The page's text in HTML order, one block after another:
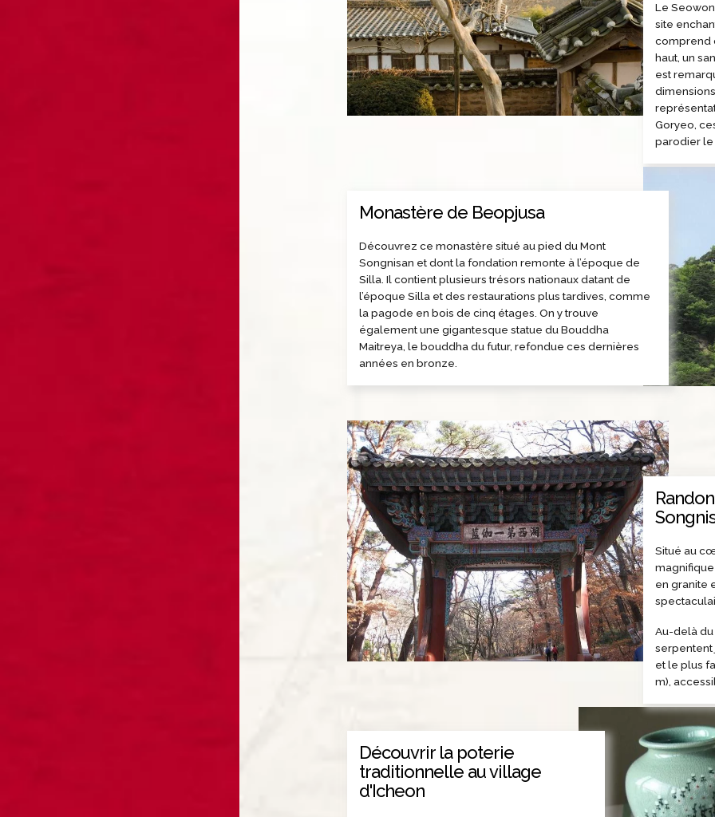
Le
site
comprend
haut, un
est
Goryeo,
parodier le
Monastère de Beopjusa
Découvrez ce monastère situé au pied du Mont
Songnisan et dont la fondation remonte à l’époque de
Silla. Il contient plusieurs trésors nationaux datant de
l’époque Silla et des restaurations plus tardives, comme
la pagode en bois de cinq étages. On y trouve
également une gigantesque statue du Bouddha
Maitreya, le bouddha du futur, refondue ces dernières
années en bronze.
Situé au
en granite
Au-delà
serpentent
et le plus
m),
Découvrir la poterie
traditionnelle au village
d'Icheon